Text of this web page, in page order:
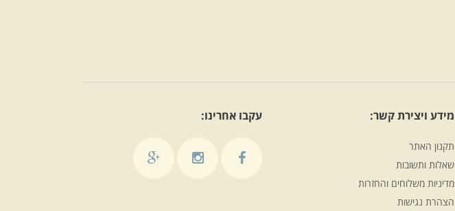
מידע ויצירת קשר:
תקנון האתר
שאלות ותשובות
מדיניות משלוחים והחזרות
הצהרת נגישות
עקבו אחרינו: